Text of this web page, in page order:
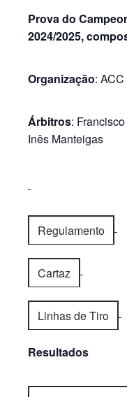
Prova do
2024/2025,
Organização: ACC
Árbitros:
Inês Manteigas
Regulamento
Cartaz
Linhas de Tiro
Resultados